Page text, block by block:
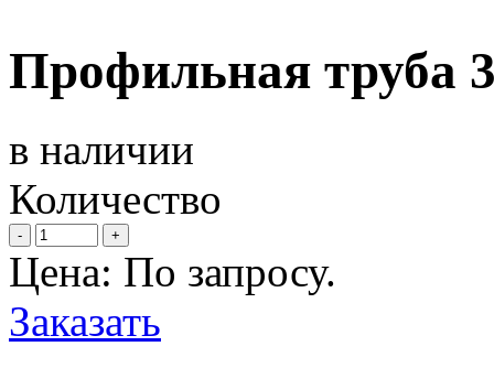
Профильная труба
в наличии
Количество
- +
Цена: По запросу.
Заказать